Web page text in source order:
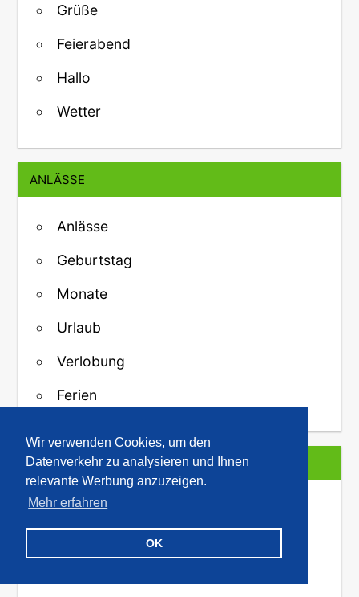
Wir verwenden Cookies, um den
Datenverkehr zu analysieren und Ihnen
relevante Werbung anzuzeigen.
Mehr erfahren
OK
Grüße
Feierabend
Hallo
Wetter
ANLÄSSE
Anlässe
Geburtstag
Monate
Urlaub
Verlobung
Ferien
FREUNDSCHAFT
Blumen für dich